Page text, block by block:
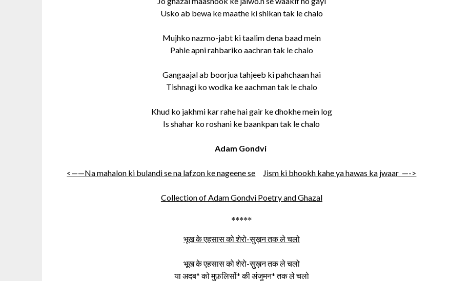
Usko ab bewa ke maathe ki shikan tak le chalo
Mujhko nazmo-jabt ki taalim dena baad mein
Pahle apni rahbariko aachran tak le chalo
Gangaajal ab boorjua tahjeeb ki pahchaan hai
Tishnagi ko wodka ke aachman tak le chalo
Khud ko jakhmi kar rahe hai gair ke dhokhe mein log
Is shahar ko roshani ke baankpan tak le chalo
Adam Gondvi
<——Na mahalon ki bulandi se na lafzon ke nageene se Jism ki bhookh kahe ya hawas ka jwaar —->
Collection of Adam Gondvi Poetry and Ghazal
*****
भूख के एहसास को शेरो-सुख़न तक ले चलो
भूख के एहसास को शेरो-सुख़न तक ले चलो
या अदब* को मुफ़लिसों* की अंजुमन* तक ले चलो